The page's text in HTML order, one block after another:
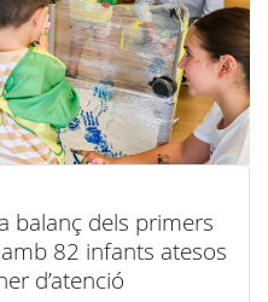
balanç dels primers
82 infants atesos
d’atenció